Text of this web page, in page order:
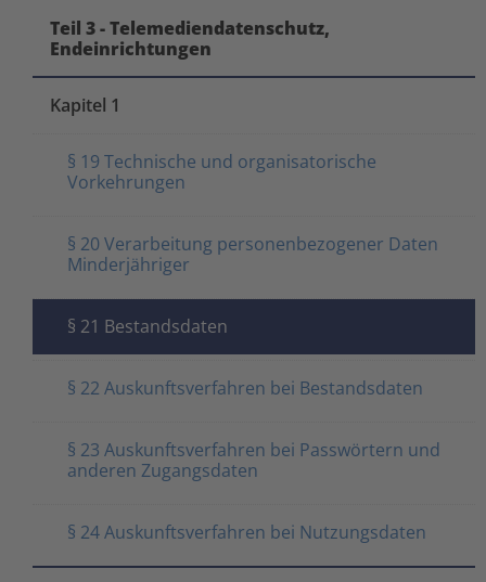
Teil 3 - Telemediendatenschutz,
Endeinrichtungen
Kapitel 1
§ 19 Technische und organisatorische
Vorkehrungen
§ 20 Verarbeitung personenbezogener Daten
Minderjähriger
§ 21 Bestandsdaten
§ 22 Auskunftsverfahren bei Bestandsdaten
§ 23 Auskunftsverfahren bei Passwörtern und
anderen Zugangsdaten
§ 24 Auskunftsverfahren bei Nutzungsdaten